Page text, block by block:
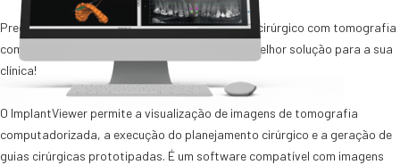
Precisando de um software para planejamento cirúrgico com tomografia
computadorizada? Então o ImplantViewer é a melhor solução para a sua
clínica!
O ImplantViewer permite a visualização de imagens de tomografia
computadorizada, a execução do planejamento cirúrgico e a geração de
guias cirúrgicas prototipadas. É um software compatível com imagens